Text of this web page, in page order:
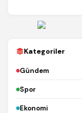
Kategoriler
Gündem
Spor
Ekonomi